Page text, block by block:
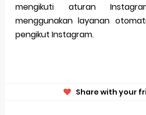
mengikuti aturan
menggunakan layanan
pengikut Instagram.
Share with your